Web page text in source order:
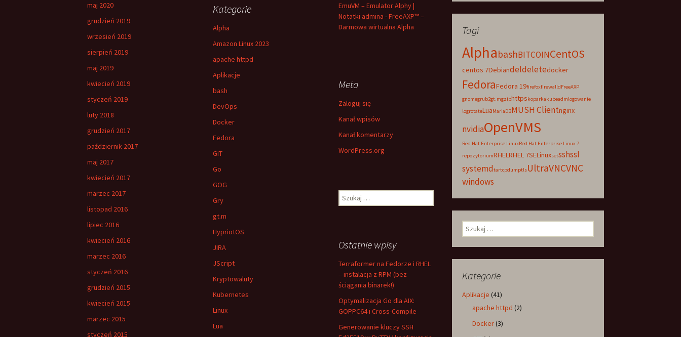
Tagi
AlphabashBITCOINCentOS
centos 7Debiandeldeletedocker
FedoraFedora 19firefoxfirewalldFreeAXP
gnomegrub2gt.mgziphttpskoparkakubeadmlogowanie
logrotateLuaMariaDBMUSH Clientnginx
nvidiaOpenVMS
Red Hat Enterprise LinuxRed Hat Enterprise Linux 7
repozytoriumRHELRHEL 7SELinuxsetsshssl
systemdtartcpdumptlsUltraVNCVNC
windows
Szukaj:
Kategorie
Aplikacje (41)
apache httpd (2)
Docker(3)
EmuVM – Emulator Alphy |
Notatki admina -FreeAXP™ –
Darmowa wirtualna Alpha
maj 2020
grudzień 2019
wrzesień 2019
sierpień 2019
maj 2019
kwiecień 2019
styczeń 2019
luty 2018
grudzień 2017
październik 2017
maj 2017
kwiecień 2017
marzec 2017
listopad 2016
lipiec 2016
kwiecień 2016
marzec 2016
styczeń 2016
grudzień 2015
kwiecień 2015
marzec 2015
styczeń 2015
Kategorie
Alpha
Amazon Linux 2023
apache httpd
Aplikacje
bash
DevOps
Docker
Fedora
GIT
Go
GOG
Gry
gt.m
HypriotOS
JIRA
JScript
Kryptowaluty
Kubernetes
Linux
Lua
Meta
Zaloguj się
Kanał wpisów
Kanał komentarzy
WordPress.org
Szukaj:
Ostatnie wpisy
Terraformer na Fedorze i RHEL
– instalacja z RPM (bez
ściągania binarek!)
Optymalizacja Go dla AIX:
GOPPC64 i Cross-Compile
Generowanie kluczy SSH